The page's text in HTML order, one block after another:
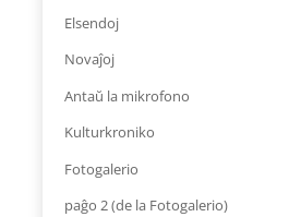
Elsendoj
Novaĵoj
Antaŭ la mikrofono
Kulturkroniko
Fotogalerio
paĝo 2 (de la Fotogalerio)